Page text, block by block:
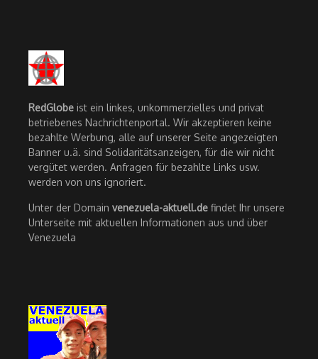
RedGlobe ist ein linkes, unkommerzielles und privat
betriebenes Nachrichtenportal. Wir akzeptieren keine
bezahlte Werbung, alle auf unserer Seite angezeigten
Banner u.ä. sind Solidaritätsanzeigen, für die wir nicht
vergütet werden. Anfragen für bezahlte Links usw.
werden von uns ignoriert.
Unter der Domain venezuela-aktuell.de findet Ihr unsere
Unterseite mit aktuellen Informationen aus und über
Venezuela